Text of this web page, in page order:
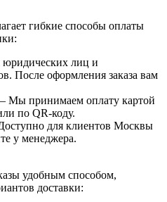
гибкие способы оплаты
лиц и
После оформления заказа вам
Мы принимаем оплату картой
по QR-коду.
для клиентов Москвы
у менеджера.
удобным способом,
доставки: